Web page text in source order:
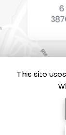
This site